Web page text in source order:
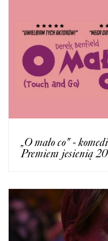
„O mało co" -
Premiera jesienią